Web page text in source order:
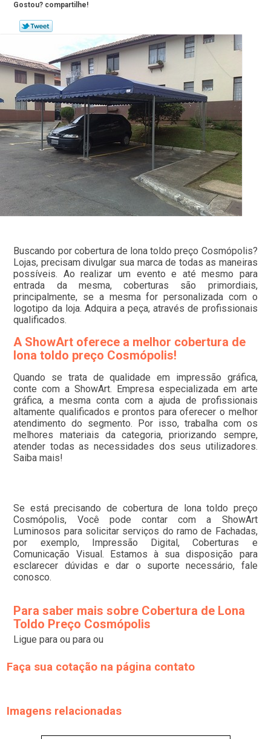
Gostou? compartilhe!
Buscando por cobertura de lona toldo preço Cosmópolis?
Lojas, precisam divulgar sua marca de todas as maneiras
possíveis. Ao realizar um evento e até mesmo para
entrada da mesma, coberturas são primordiais,
principalmente, se a mesma for personalizada com o
logotipo da loja. Adquira a peça, através de profissionais
qualificados.
A ShowArt oferece a melhor cobertura de
lona toldo preço Cosmópolis!
Quando se trata de qualidade em impressão gráfica,
conte com a ShowArt. Empresa especializada em arte
gráfica, a mesma conta com a ajuda de profissionais
altamente qualificados e prontos para oferecer o melhor
atendimento do segmento. Por isso, trabalha com os
melhores materiais da categoria, priorizando sempre,
atender todas as necessidades dos seus utilizadores.
Saiba mais!
Se está precisando de cobertura de lona toldo preço
Cosmópolis, Você pode contar com a ShowArt
Luminosos para solicitar serviços do ramo de Fachadas,
por exemplo, Impressão Digital, Coberturas e
Comunicação Visual. Estamos à sua disposição para
esclarecer dúvidas e dar o suporte necessário, fale
conosco.
Para saber mais sobre Cobertura de Lona
Toldo Preço Cosmópolis
Ligue paraou paraou
Faça sua cotação
Imagens relacionadas